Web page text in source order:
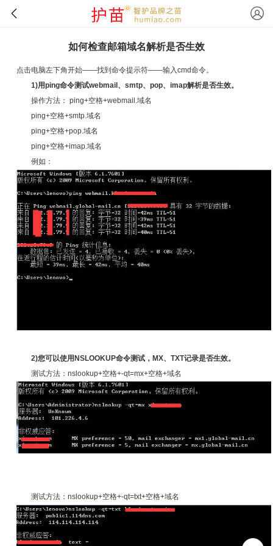
如何检查邮箱域名解析是否生效
点击电脑左下角开始——找到命令提示符——输入cmd命令。
1)用ping命令测试webmail、smtp、pop、imap解析是否生效。
操作方法： ping+空格+webmail.域名
ping+空格+smtp.域名
ping+空格+pop.域名
ping+空格+imap.域名
例如：
2)您可以使用NSLOOKUP命令测试，MX、TXT记录是否生效。
测试方法：nslookup+空格+-qt=mx+空格+域名
测试方法：nslookup+空格+-qt=txt+空格+域名